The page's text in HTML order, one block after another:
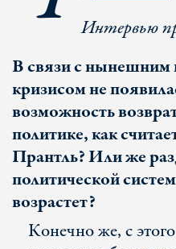
Интервью
В связи с нынешним
кризисом не
возможность
политике, как
Прантль? Или же
политической
возрастет?
Конечно же, с